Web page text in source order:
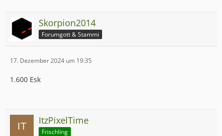
Skorpion2014
Forumgott & Stammi
17. Dezember 2024 um 19:35
1.600 Esk
ItzPixelTime
Frischling